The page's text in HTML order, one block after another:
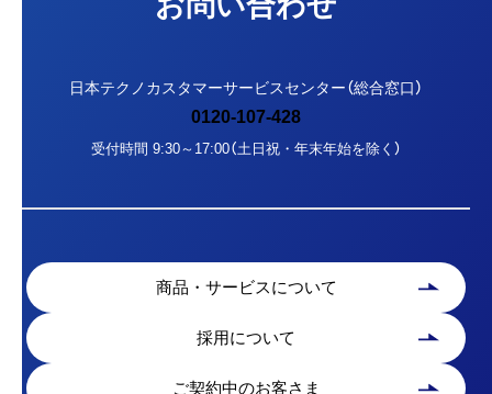
日本テクノカスタマーサービスセンター（総合窓口）
0120-107-428
受付時間 9:30～17:00（土日祝・年末年始を除く）
商品・サービスについて
採用について
ご契約中のお客さま